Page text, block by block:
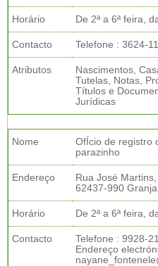
Horário De 2ª a 6ª feira,
Contacto Telefone : 3624-
Atributos
Nascimentos,
Tutelas, Notas,
Títulos e
Jurídicas
Nome
OfÍcio de registro
parazinho
Endereço
Rua José
62437-990 Granja
Horário De 2ª a 6ª feira,
Contacto
Telefone : 9928-
Endereço